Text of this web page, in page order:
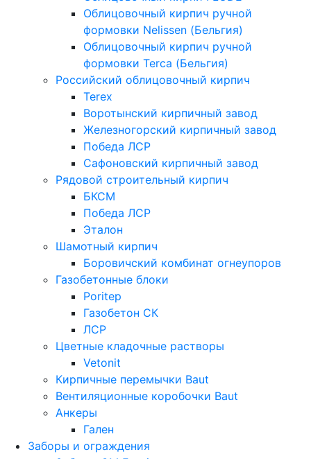
Облицовочный кирпич ручной
формовки Nelissen (Бельгия)
Облицовочный кирпич ручной
формовки Terca (Бельгия)
Российский облицовочный кирпич
Terex
Воротынский кирпичный завод
Железногорский кирпичный завод
Победа ЛСР
Сафоновский кирпичный завод
Рядовой строительный кирпич
БКСМ
Победа ЛСР
Эталон
Шамотный кирпич
Боровичский комбинат огнеупоров
Газобетонные блоки
Poritep
Газобетон СК
ЛСР
Цветные кладочные растворы
Vetonit
Кирпичные перемычки Baut
Вентиляционные коробочки Baut
Анкеры
Гален
Заборы и ограждения